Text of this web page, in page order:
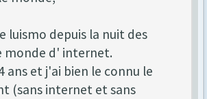
luismo depuis la nuit des
monde d' internet.
ans et j'ai bien le connu le
(sans internet et sans